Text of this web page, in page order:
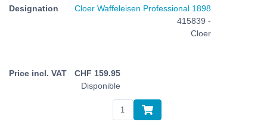
Cloer Waffeleisen Professional 1898
415839 -
Cloer
CHF 159.95
Disponible